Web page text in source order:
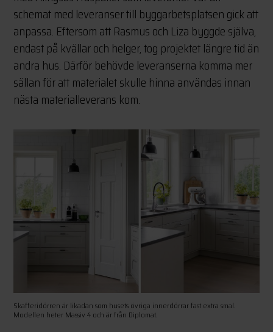
schemat med leveranser till byggarbetsplatsen gick att
anpassa. Eftersom att Rasmus och Liza byggde själva,
endast på kvällar och helger, tog projektet längre tid än
andra hus. Därför behövde leveranserna komma mer
sällan för att materialet skulle hinna användas innan
nästa materialleverans kom.
Skafferidörren är likadan som husets övriga innerdörrar fast extra smal.
Modellen heter Massiv 4 och är från Diplomat.